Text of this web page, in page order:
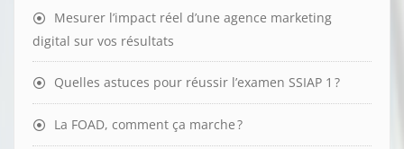
Mesurer l’impact réel d’une agence marketing
digital sur vos résultats
Quelles astuces pour réussir l’examen SSIAP 1 ?
La FOAD, comment ça marche ?